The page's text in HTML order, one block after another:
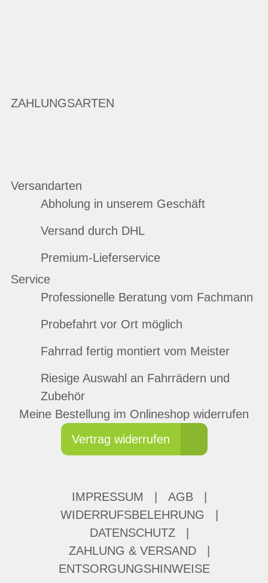
ZAHLUNGSARTEN
Versandarten
Abholung in unserem Geschäft
Versand durch DHL
Premium-Lieferservice
Service
Professionelle Beratung vom Fachmann
Probefahrt vor Ort möglich
Fahrrad fertig montiert vom Meister
Riesige Auswahl an Fahrrädern und
Zubehör
Meine Bestellung im Onlineshop widerrufen
Vertrag widerrufen
IMPRESSUM AGB
WIDERRUFSBELEHRUNG
DATENSCHUTZ
ZAHLUNG & VERSAND
ENTSORGUNGSHINWEISE